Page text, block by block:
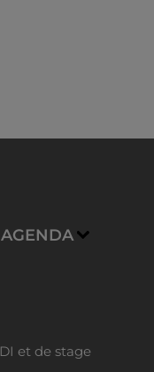
AGENDA
et de stage